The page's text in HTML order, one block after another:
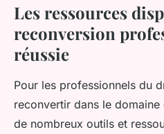
Les ressources
reconversion
réussie
Pour les professionnels du
reconvertir dans le
de nombreux outils et